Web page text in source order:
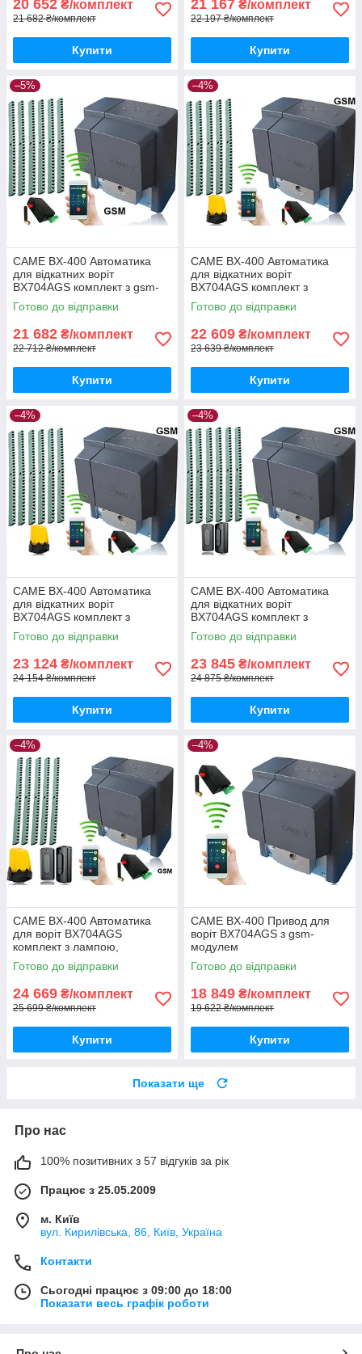
20 652 ₴/комплект
21 682 ₴/комплект
Купити
21 167 ₴/комплект
22 197 ₴/комплект
Купити
–5%
CAME BX-400 Автоматика
для відкатних воріт
BX704AGS комплект з gsm-
модулем та 6м рейки
Готово до відправки
21 682 ₴/комплект
22 712 ₴/комплект
Купити
–4%
CAME BX-400 Автоматика
для відкатних воріт
BX704AGS комплект з
лампою, 5м рейки і gsm-
модулем
Готово до відправки
22 609 ₴/комплект
23 639 ₴/комплект
Купити
–4%
CAME BX-400 Автоматика
для відкатних воріт
BX704AGS комплект з
лампою, 6м рейки і gsm-
модулем
Готово до відправки
23 124 ₴/комплект
24 154 ₴/комплект
Купити
–4%
CAME BX-400 Автоматика
для відкатних воріт
BX704AGS комплект з
фотоелементами, 6м рейки і
gsm-модулем
Готово до відправки
23 845 ₴/комплект
24 875 ₴/комплект
Купити
–4%
CAME BX-400 Автоматика
для воріт BX704AGS
комплект з лампою,
фотоелементами, 5м рейки і
gsm-модулем
Готово до відправки
24 669 ₴/комплект
25 699 ₴/комплект
Купити
–4%
CAME BX-400 Привод для
воріт BX704AGS з gsm-
модулем
Готово до відправки
18 849 ₴/комплект
19 622 ₴/комплект
Купити
Показати ще
Про нас
100% позитивних з 57 відгуків за рік
Працює з 25.05.2009
м. Київ
вул. Кирилівська, 86, Київ, Україна
Контакти
Сьогодні працює з 09:00 до 18:00
Показати весь графік роботи